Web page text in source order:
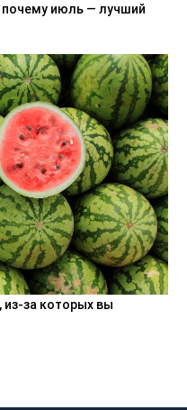
июль — лучший
из-за которых вы